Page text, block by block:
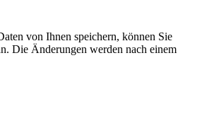
von Ihnen speichern, können Sie
Die Änderungen werden nach einem